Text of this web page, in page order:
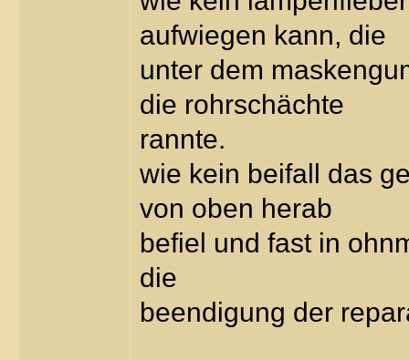
aufwiegen kann, die
unter dem
die rohrschächte
rannte.
wie kein beifall das
von oben herab
befiel und fast in
die
beendigung der